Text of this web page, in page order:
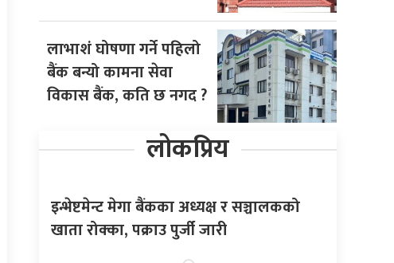
लाभाशं घोषणा गर्ने पहिलो
बैंक बन्यो कामना सेवा
विकास बैंक, कति छ नगद ?
लोकप्रिय
इन्भेष्टमेन्ट मेगा बैंकका अध्यक्ष र सञ्चालकको
खाता रोक्का, पक्राउ पुर्जी जारी